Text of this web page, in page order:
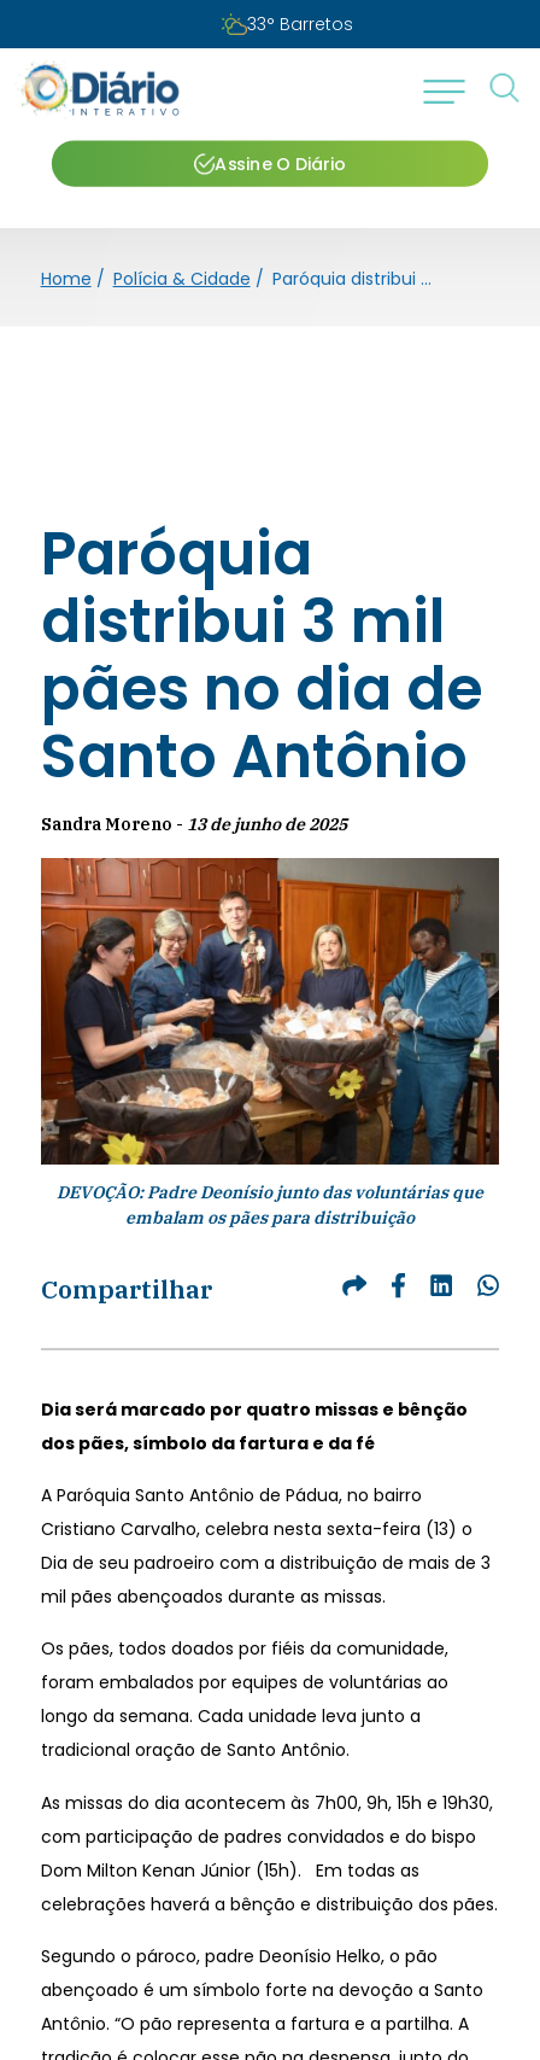
33° Barretos
Assine O Diário
Home / Polícia & Cidade / Paróquia distribui 3 mil pães no dia de Santo Antônio
Paróquia
distribui 3 mil
pães no dia de
Santo Antônio
Sandra Moreno - 13 de junho de 2025
DEVOÇÃO: Padre Deonísio junto das voluntárias que
embalam os pães para distribuição
Compartilhar
Dia será marcado por quatro missas e bênção
dos pães, símbolo da fartura e da fé
A Paróquia Santo Antônio de Pádua, no bairro
Cristiano Carvalho, celebra nesta sexta-feira (13) o
Dia de seu padroeiro com a distribuição de mais de 3
mil pães abençoados durante as missas.
Os pães, todos doados por fiéis da comunidade,
foram embalados por equipes de voluntárias ao
longo da semana. Cada unidade leva junto a
tradicional oração de Santo Antônio.
As missas do dia acontecem às 7h00, 9h, 15h e 19h30,
com participação de padres convidados e do bispo
Dom Milton Kenan Júnior (15h). Em todas as
celebrações haverá a bênção e distribuição dos pães.
Segundo o pároco, padre Deonísio Helko, o pão
abençoado é um símbolo forte na devoção a Santo
Antônio. “O pão representa a fartura e a partilha. A